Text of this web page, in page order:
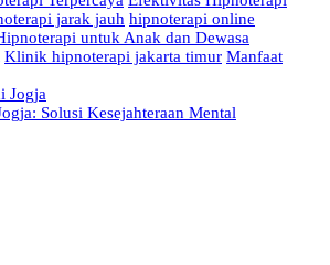
jarak jauh hipnoterapi online
untuk Anak dan Dewasa
Klinik hipnoterapi jakarta timur Manfaat
Solusi Kesejahteraan Mental